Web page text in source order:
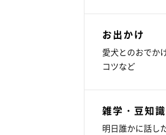
お出かけ
愛犬とのおでか
コツなど
雑学・豆知識
明日誰かに話し